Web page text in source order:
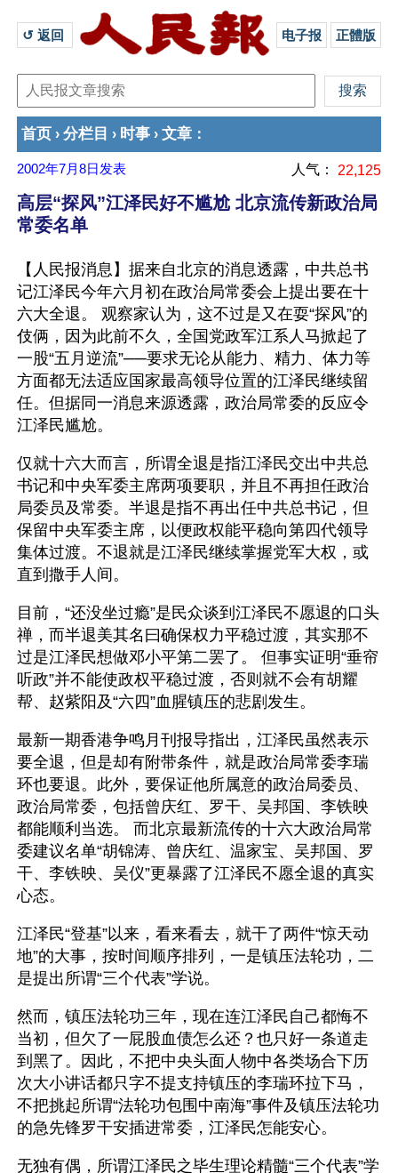
↺ 返回 电子报 正體版
首页 › 分栏目 › 时事 › 文章 ：
2002年7月8日 发表 人气： 22,125
高层“探风”江泽民好不尴尬 北京流传新政治局
常委名单
【人民报消息】据来自北京的消息透露，中共总书
记江泽民今年六月初在政治局常委会上提出要在十
六大全退。 观察家认为，这不过是又在耍“探风”的
伎俩，因为此前不久，全国党政军江系人马掀起了
一股“五月逆流”──要求无论从能力、精力、体力等
方面都无法适应国家最高领导位置的江泽民继续留
任。但据同一消息来源透露，政治局常委的反应令
江泽民尴尬。
仅就十六大而言，所谓全退是指江泽民交出中共总
书记和中央军委主席两项要职，并且不再担任政治
局委员及常委。半退是指不再出任中共总书记，但
保留中央军委主席，以便政权能平稳向第四代领导
集体过渡。不退就是江泽民继续掌握党军大权，或
直到撒手人间。
目前，“还没坐过瘾”是民众谈到江泽民不愿退的口头
禅，而半退美其名曰确保权力平稳过渡，其实那不
过是江泽民想做邓小平第二罢了。 但事实证明“垂帘
听政”并不能使政权平稳过渡，否则就不会有胡耀
帮、赵紫阳及“六四”血腥镇压的悲剧发生。
最新一期香港争鸣月刊报导指出，江泽民虽然表示
要全退，但是却有附带条件，就是政治局常委李瑞
环也要退。此外，要保证他所属意的政治局委员、
政治局常委，包括曾庆红、罗干、吴邦国、李铁映
都能顺利当选。 而北京最新流传的十六大政治局常
委建议名单“胡锦涛、曾庆红、温家宝、吴邦国、罗
干、李铁映、吴仪”更暴露了江泽民不愿全退的真实
心态。
江泽民“登基”以来，看来看去，就干了两件“惊天动
地”的大事，按时间顺序排列，一是镇压法轮功，二
是提出所谓“三个代表”学说。
然而，镇压法轮功三年，现在连江泽民自己都悔不
当初，但欠了一屁股血债怎么还？也只好一条道走
到黑了。因此，不把中央头面人物中各类场合下历
次大小讲话都只字不提支持镇压的李瑞环拉下马，
不把挑起所谓“法轮功包围中南海”事件及镇压法轮功
的急先锋罗干安插进常委，江泽民怎能安心。
无独有偶，所谓江泽民之毕生理论精髓“三个代表”学